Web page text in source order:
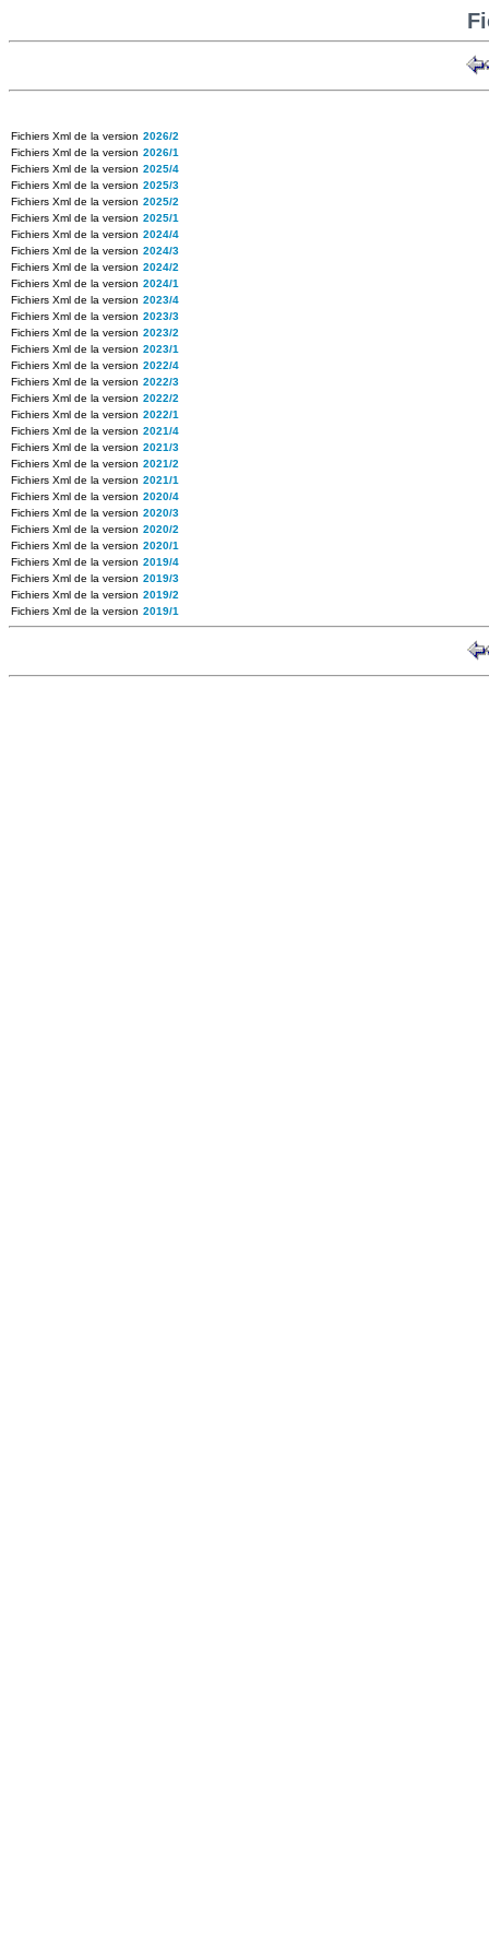
Fichiers Xml de la version 2026/2
Fichiers Xml de la version 2026/1
Fichiers Xml de la version 2025/4
Fichiers Xml de la version 2025/3
Fichiers Xml de la version 2025/2
Fichiers Xml de la version 2025/1
Fichiers Xml de la version 2024/4
Fichiers Xml de la version 2024/3
Fichiers Xml de la version 2024/2
Fichiers Xml de la version 2024/1
Fichiers Xml de la version 2023/4
Fichiers Xml de la version 2023/3
Fichiers Xml de la version 2023/2
Fichiers Xml de la version 2023/1
Fichiers Xml de la version 2022/4
Fichiers Xml de la version 2022/3
Fichiers Xml de la version 2022/2
Fichiers Xml de la version 2022/1
Fichiers Xml de la version 2021/4
Fichiers Xml de la version 2021/3
Fichiers Xml de la version 2021/2
Fichiers Xml de la version 2021/1
Fichiers Xml de la version 2020/4
Fichiers Xml de la version 2020/3
Fichiers Xml de la version 2020/2
Fichiers Xml de la version 2020/1
Fichiers Xml de la version 2019/4
Fichiers Xml de la version 2019/3
Fichiers Xml de la version 2019/2
Fichiers Xml de la version 2019/1